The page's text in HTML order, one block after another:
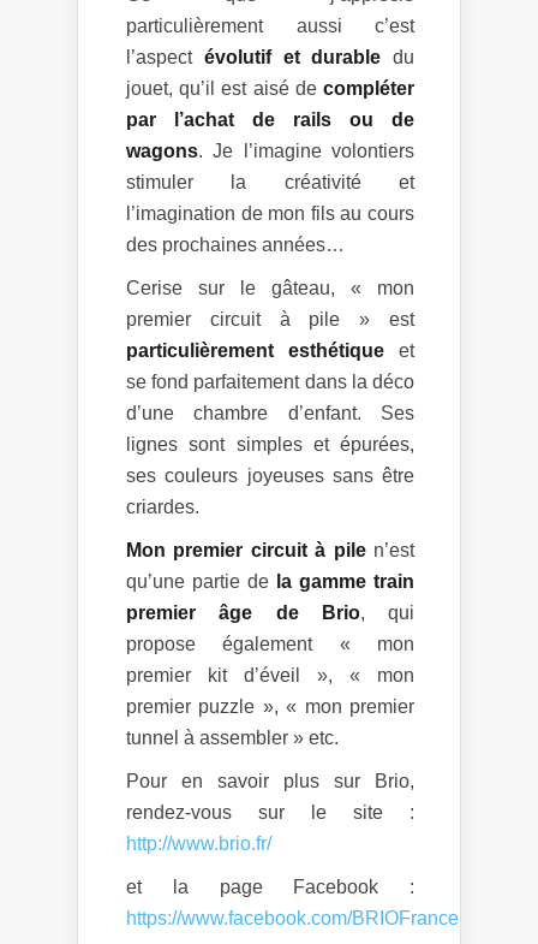
particulièrement aussi c’est
l’aspect évolutif et durable du
jouet, qu’il est aisé de compléter
par l’achat de rails ou de
wagons. Je l’imagine volontiers
stimuler la créativité et
l’imagination de mon fils au cours
des prochaines années…
Cerise sur le gâteau, « mon
premier circuit à pile » est
particulièrement esthétique et
se fond parfaitement dans la déco
d’une chambre d’enfant. Ses
lignes sont simples et épurées,
ses couleurs joyeuses sans être
criardes.
Mon premier circuit à pilen’est
qu’une partie de la gamme train
premier âge de Brio, qui
propose également « mon
premier kit d’éveil », « mon
premier puzzle », « mon premier
tunnel à assembler » etc.
Pour en savoir plus sur Brio,
rendez-vous sur le site :
http://www.brio.fr/
et la page Facebook :
https://www.facebook.com/BRIOFrance